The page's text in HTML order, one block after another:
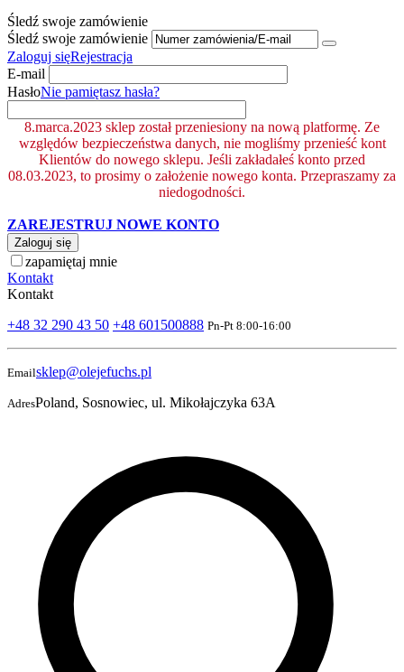
Śledź swoje zamówienie
Śledź swoje zamówienie
Zaloguj sięRejestracja
E-mail
HasłoNie pamiętasz hasła?
8.marca.2023 sklep został przeniesiony na nową platformę. Ze
względów bezpieczeństwa danych, nie mogliśmy przenieść kont
Klientów do nowego sklepu. Jeśli zakładałeś konto przed
08.03.2023, to prosimy o założenie nowego konta. Przepraszamy za
niedogodności.
ZAREJESTRUJ NOWE KONTO
Zaloguj się
zapamiętaj mnie
Kontakt
Kontakt
+48 32 290 43 50 +48 601500888 Pn-Pt 8:00-16:00
Emailsklep@olejefuchs.pl
AdresPoland, Sosnowiec, ul. Mikołajczyka 63A